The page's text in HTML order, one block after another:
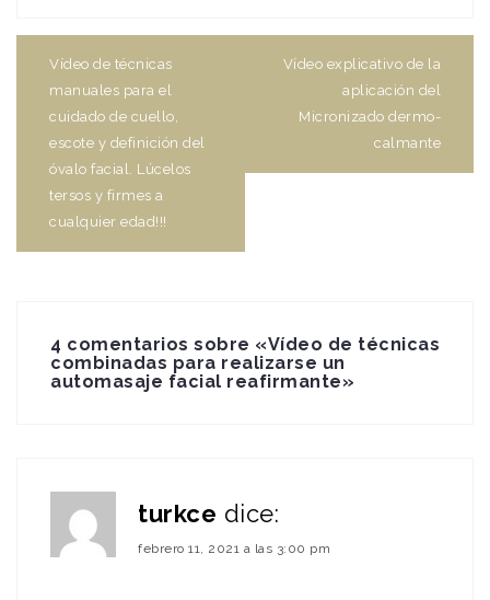
entradas
Vídeo de técnicas
manuales para el
cuidado de cuello,
escote y definición del
óvalo facial. Lúcelos
tersos y firmes a
cualquier edad!!!
Vídeo explicativo de la
aplicación del
Micronizado dermo-
calmante
4 comentarios sobre «Vídeo de técnicas
combinadas para realizarse un
automasaje facial reafirmante»
turkce dice:
febrero 11, 2021 a las 3:00 pm